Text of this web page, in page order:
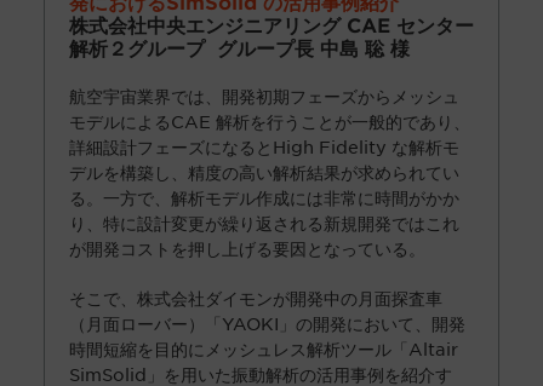
株式会社中央エンジニアリング CAE センター
解析２グループ グループ長 中島 聡 様
航空宇宙業界では、開発初期フェーズからメッシュ
モデルによるCAE 解析を行うことが一般的であり、
詳細設計フェーズになるとHigh Fidelity な解析モ
デルを構築し、精度の高い解析結果が求められてい
る。一方で、解析モデル作成には非常に時間がかか
り、特に設計変更が繰り返される新規開発ではこれ
が開発コストを押し上げる要因となっている。
そこで、株式会社ダイモンが開発中の月面探査車
（月面ローバー）「YAOKI」の開発において、開発
時間短縮を目的にメッシュレス解析ツール「Altair
SimSolid」を用いた振動解析の活用事例を紹介す